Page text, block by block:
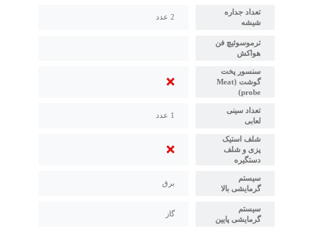
تعداد جداره
شیشه
2 عدد
ترموسوئیچ فن
هواکش
سنسور پخت
گوشت (Meat
probe)
تعداد سینی
لعابی
1 عدد
شلف استیک
پزی و شلف
دستگیره
سیستم
گرمایشی بالا
برق
سیستم
گرمایشی پایین
گاز